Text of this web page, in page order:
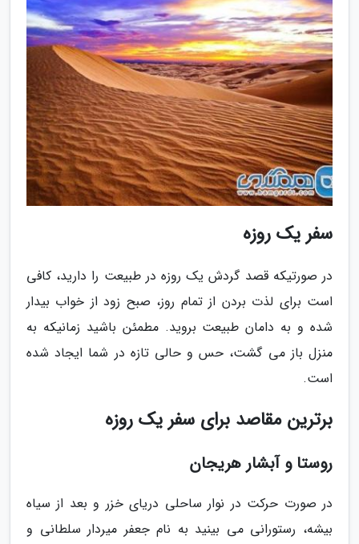
سفر یک روزه
در صورتیکه قصد گردش یک روزه در طبیعت را دارید، کافی
است برای لذت بردن از تمام روز، صبح زود از خواب بیدار
شده و به دامان طبیعت بروید. مطمئن باشید زمانیکه به
منزل باز می گشت، حس و حالی تازه در شما ایجاد شده
است.
برترین مقاصد برای سفر یک روزه
روستا و آبشار هریجان
در صورت حرکت در نوار ساحلی دریای خزر و بعد از سیاه
بیشه، رستورانی می بینید به نام جعفر میردار سلطانی و